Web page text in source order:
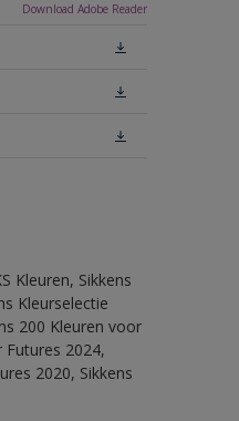
Download Adobe Reader
Kleuren, Sikkens
Kleurselectie
200 Kleuren voor
Futures 2024,
2020, Sikkens